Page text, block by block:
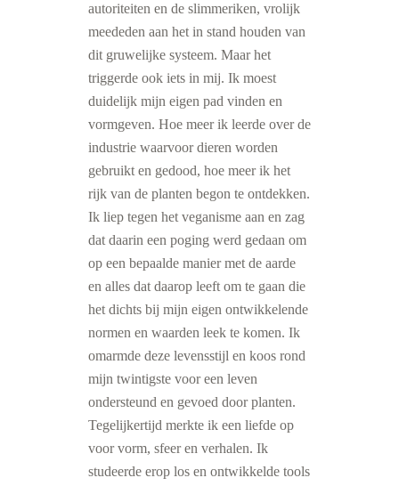
autoriteiten en de slimmeriken, vrolijk
meededen aan het in stand houden van
dit gruwelijke systeem. Maar het
triggerde ook iets in mij. Ik moest
duidelijk mijn eigen pad vinden en
vormgeven. Hoe meer ik leerde over de
industrie waarvoor dieren worden
gebruikt en gedood, hoe meer ik het
rijk van de planten begon te ontdekken.
Ik liep tegen het veganisme aan en zag
dat daarin een poging werd gedaan om
op een bepaalde manier met de aarde
en alles dat daarop leeft om te gaan die
het dichts bij mijn eigen ontwikkelende
normen en waarden leek te komen. Ik
omarmde deze levensstijl en koos rond
mijn twintigste voor een leven
ondersteund en gevoed door planten.
Tegelijkertijd merkte ik een liefde op
voor vorm, sfeer en verhalen. Ik
studeerde erop los en ontwikkelde tools